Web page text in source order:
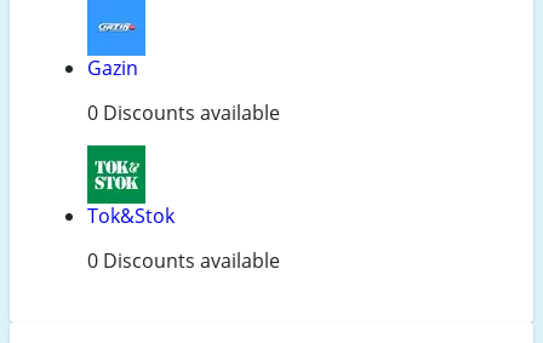
Gazin
0 Discounts available
Tok&Stok
0 Discounts available